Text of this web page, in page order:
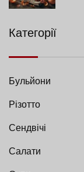
Категорії
Бульйони
Різотто
Сендвічі
Салати